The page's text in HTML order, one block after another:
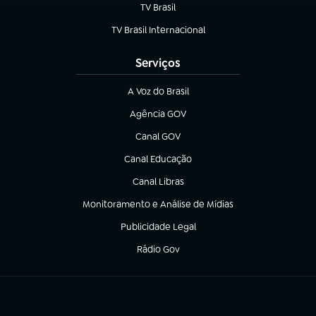
TV Brasil
(abre em nova aba)
TV Brasil Internacional
(abre em nova aba)
Serviços
A Voz do Brasil
(abre em nova aba)
Agência GOV
(abre em nova aba)
Canal GOV
(abre em nova aba)
Canal Educação
(abre em nova aba)
Canal Libras
(abre em nova aba)
Monitoramento e Análise de Mídias
(abre em nova aba)
Publicidade Legal
(abre em nova aba)
Rádio Gov
(abre em nova aba)